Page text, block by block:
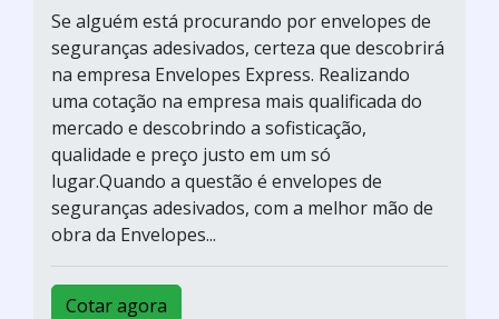
Se alguém está procurando por envelopes de
seguranças adesivados, certeza que descobrirá
na empresa Envelopes Express. Realizando
uma cotação na empresa mais qualificada do
mercado e descobrindo a sofisticação,
qualidade e preço justo em um só
lugar.Quando a questão é envelopes de
seguranças adesivados, com a melhor mão de
obra da Envelopes...
Cotar agora